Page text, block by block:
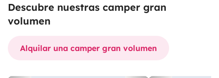
Descubre nuestras camper gran
volumen
Alquilar una camper gran volumen